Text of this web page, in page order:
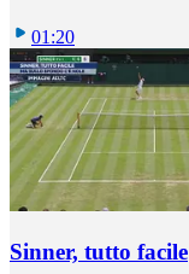
01:20
Sinner, tutto facile